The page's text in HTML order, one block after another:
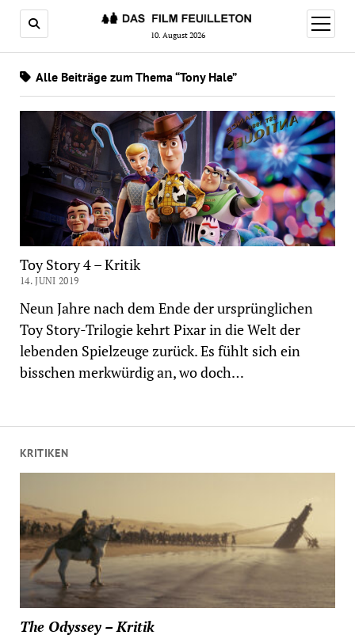
10. August 2026
Menü
öffnen
KRITIKEN
The Odyssey – Kritik
Alle Beiträge zum Thema “Tony Hale”
Toy Story 4 – Kritik
14. JUNI 2019
Neun Jahre nach dem Ende der ursprünglichen
Toy Story-Trilogie kehrt Pixar in die Welt der
lebenden Spielzeuge zurück. Es fühlt sich ein
bisschen merkwürdig an, wo doch…